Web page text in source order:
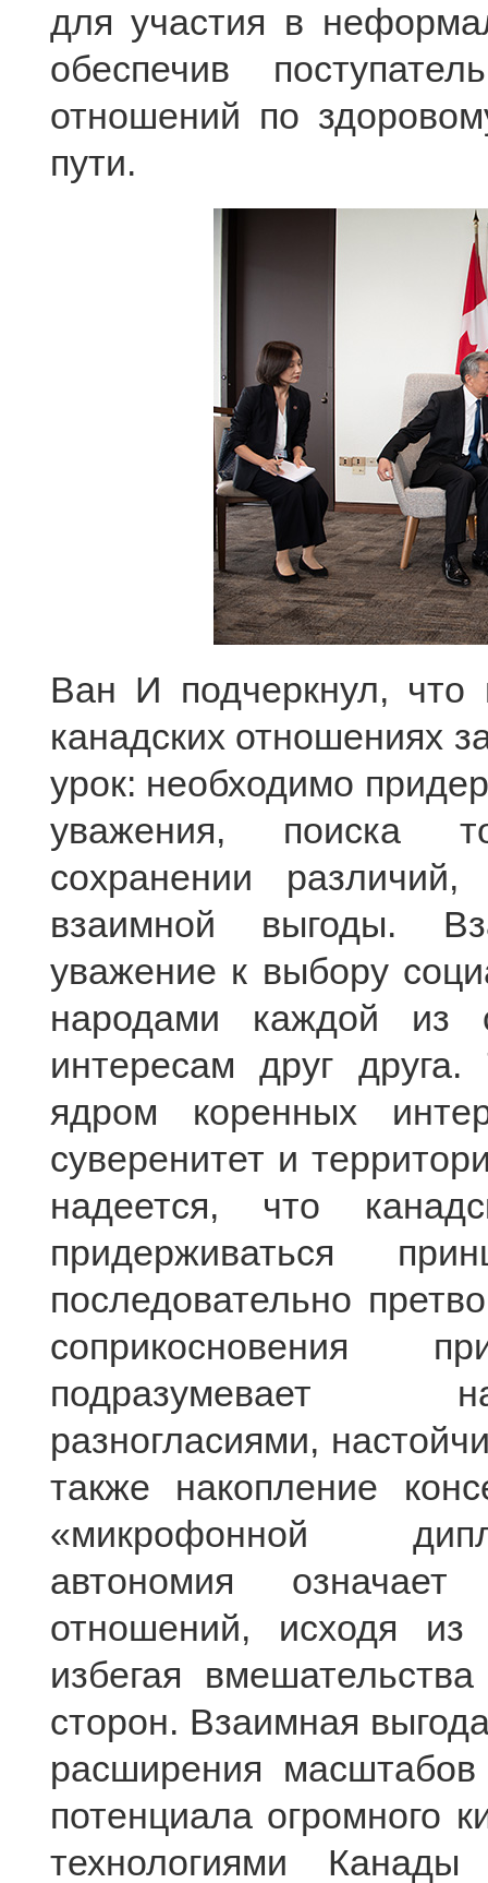
для участия в
обеспечив
отношений по
пути.
Ван И подчеркнул, что
канадских отношениях
урок: необходимо
уважения, поиска
сохранении различий,
взаимной выгоды.
уважение к выбору
народами каждой из
интересам друг друга.
ядром коренных
суверенитет и
надеется, что
придерживаться
последовательно
соприкосновения
подразумевает
разногласиями,
также накопление
«микрофонной
автономия означает
отношений, исходя
избегая
сторон. Взаимная
расширения масштабов
потенциала огромного
технологиями